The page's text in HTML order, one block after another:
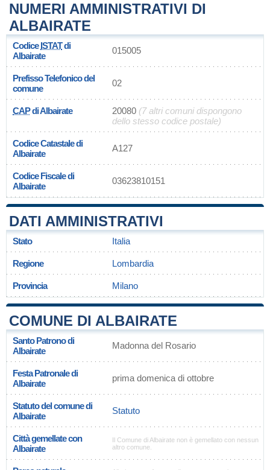
NUMERI AMMINISTRATIVI DI
ALBAIRATE
CodiceISTATdi
Albairate
015005
Prefisso Telefonico del
comune
02
CAPdi Albairate 20080 (7 altri comuni dispongono
dello stesso codice postale)
Codice Catastale di
Albairate
A127
Codice Fiscale di
Albairate
03623810151
DATI AMMINISTRATIVI
Stato Italia
Regione Lombardia
Provincia Milano
COMUNE DI ALBAIRATE
Santo Patrono di
Albairate
Madonna del Rosario
Festa Patronale di
Albairate
prima domenica di ottobre
Statuto del comune di
Albairate
Statuto
Città gemellate con
Albairate
Il Comune di Albairate non è gemellato con nessun
altro comune.